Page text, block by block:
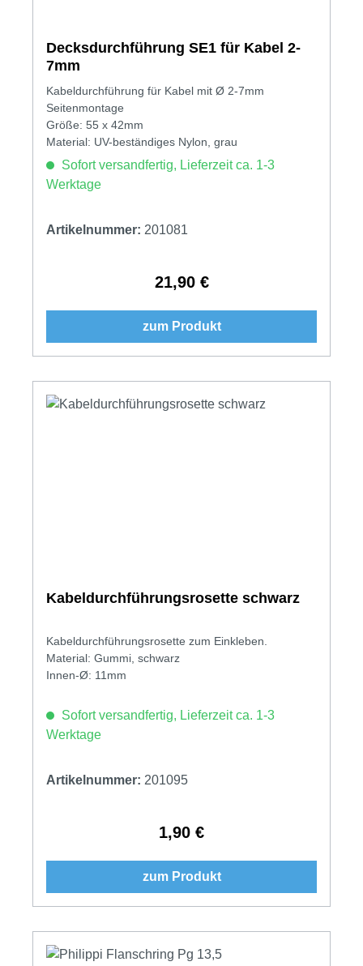
Decksdurchführung SE1 für Kabel 2-
7mm
Kabeldurchführung für Kabel mit Ø 2-7mm
Seitenmontage
Größe: 55 x 42mm
Material: UV-beständiges Nylon, grau
Sofort versandfertig, Lieferzeit ca. 1-3
Werktage
Artikelnummer: 201081
Regulärer Preis:
21,90 €
zum Produkt
Kabeldurchführungsrosette schwarz
Kabeldurchführungsrosette zum Einkleben.
Material: Gummi, schwarz
Innen-Ø: 11mm
Sofort versandfertig, Lieferzeit ca. 1-3
Werktage
Artikelnummer: 201095
Regulärer Preis:
1,90 €
zum Produkt